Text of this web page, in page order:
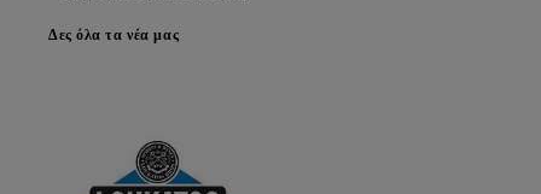
Δες όλα τα νέα μας